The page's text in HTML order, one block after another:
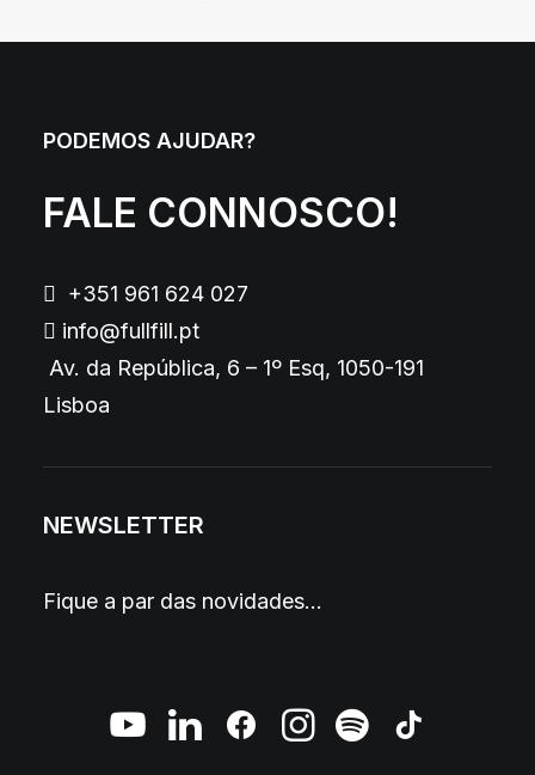
PODEMOS AJUDAR?
FALE CONNOSCO!
+351 961 624 027
info@fullfill.pt
Av. da República, 6 – 1º Esq, 1050-191
Lisboa
NEWSLETTER
Fique a par das novidades…